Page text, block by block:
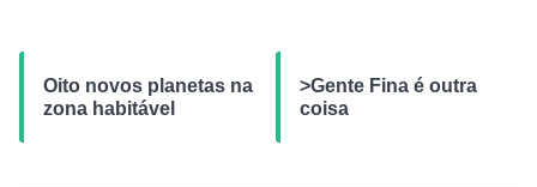
Oito novos planetas na
zona habitável
>Gente Fina é outra
coisa